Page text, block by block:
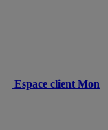
Espace client Mon